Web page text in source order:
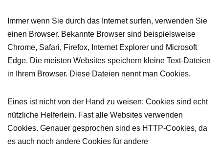
Immer wenn Sie durch das Internet surfen, verwenden Sie
einen Browser. Bekannte Browser sind beispielsweise
Chrome, Safari, Firefox, Internet Explorer und Microsoft
Edge. Die meisten Websites speichern kleine Text-Dateien
in Ihrem Browser. Diese Dateien nennt man Cookies.
Eines ist nicht von der Hand zu weisen: Cookies sind echt
nützliche Helferlein. Fast alle Websites verwenden
Cookies. Genauer gesprochen sind es HTTP-Cookies, da
es auch noch andere Cookies für andere